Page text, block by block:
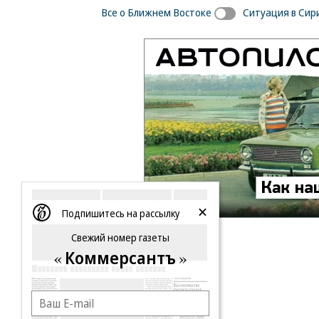
Все о Ближнем Востоке Ситуация в
Подпишитесь на рассылку
Свежий номер газеты
Коммерсантъ